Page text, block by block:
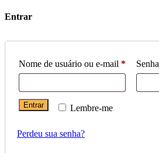
Entrar
Nome de usuário ou e-mail * Senha
Lembre-me
Entrar
Perdeu sua senha?